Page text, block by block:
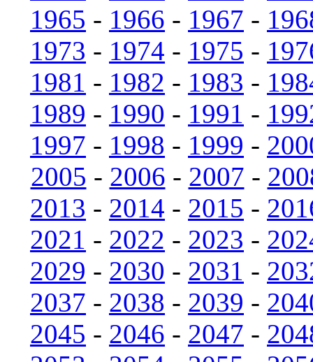
1965 - 1966 - 1967 -
1973 - 1974 - 1975 -
1981 - 1982 - 1983 -
1989 - 1990 - 1991 -
1997 - 1998 - 1999 -
2005 - 2006 - 2007 -
2013 - 2014 - 2015 -
2021 - 2022 - 2023 -
2029 - 2030 - 2031 -
2037 - 2038 - 2039 -
2045 - 2046 - 2047 -